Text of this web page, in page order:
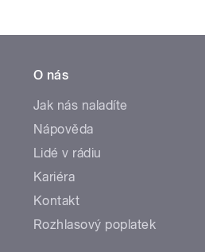
O nás
Jak nás naladíte
Nápověda
Lidé v rádiu
Kariéra
Kontakt
Rozhlasový poplatek